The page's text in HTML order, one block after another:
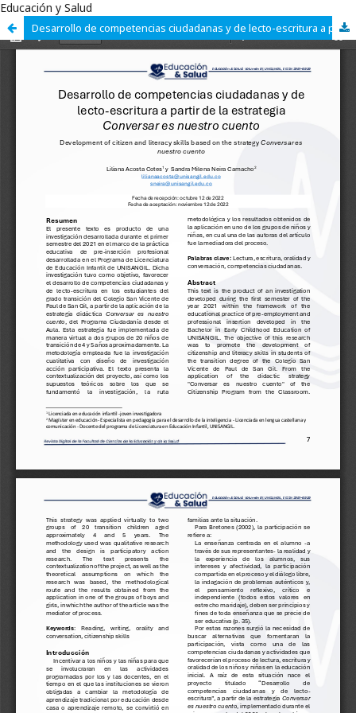
Educación y Salud
Desarrollo de competencias ciudadanas y de lecto-escritura a partir de la estrategia Conversar es nuestro cuento